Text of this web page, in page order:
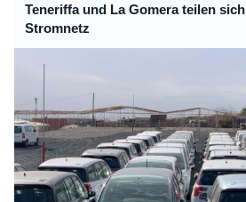
Teneriffa und La Gomera teilen
Stromnetz